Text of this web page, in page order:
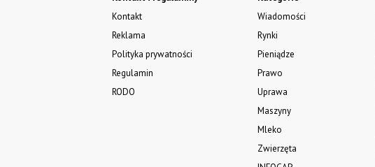
Kontakt
Reklama
Polityka prywatności
Regulamin
RODO
Wiadomości
Rynki
Pieniądze
Prawo
Uprawa
Maszyny
Mleko
Zwierzęta